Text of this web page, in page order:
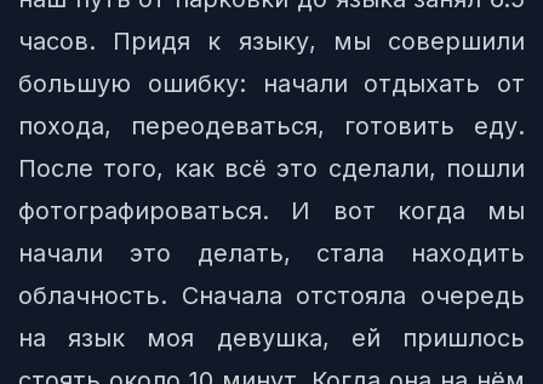
часов. Придя к языку, мы совершили
большую ошибку: начали отдыхать от
похода, переодеваться, готовить еду.
После того, как всё это сделали, пошли
фотографироваться. И вот когда мы
начали это делать, стала находить
облачность. Сначала отстояла очередь
на язык моя девушка, ей пришлось